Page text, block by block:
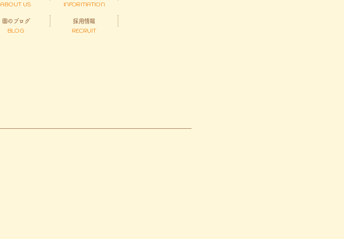
ABOUT US
INFORMATION
園のブログ
BLOG
採用情報
RECRUIT